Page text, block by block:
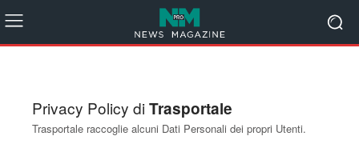
Privacy Policy di Trasportale
Trasportale raccoglie alcuni Dati Personali dei propri Utenti.